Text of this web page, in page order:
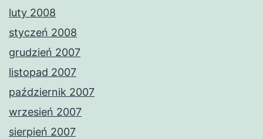
luty 2008
styczeń 2008
grudzień 2007
listopad 2007
październik 2007
wrzesień 2007
sierpień 2007